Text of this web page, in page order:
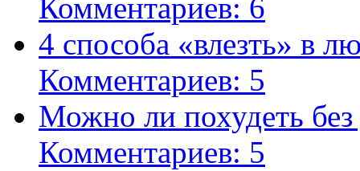
Комментариев: 6
4 способа «влезть» в
Комментариев: 5
Можно ли похудеть
Комментариев: 5